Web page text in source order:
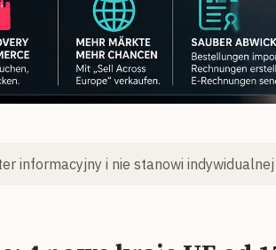
informacyjny i nie stanowi